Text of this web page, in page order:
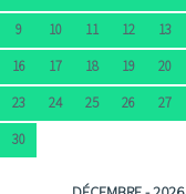
9
10 11 12 13
16
17 18 19 20
23
24 25 26 27
30